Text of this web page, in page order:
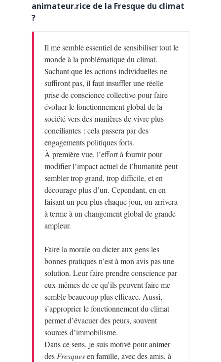
animateur.rice de la Fresque du climat
?
Il me semble essentiel de sensibiliser tout le
monde à la problématique du climat.
Sachant que les actions individuelles ne
suffiront pas, il faut insuffler une réelle
prise de conscience collective pour faire
évoluer le fonctionnement global de la
société vers des manières de vivre plus
conciliantes : cela passera par des
engagements politiques forts.
À première vue, l’effort à fournir pour
modifier l’impact actuel de l’humanité peut
sembler trop grand, trop difficile, et en
décourage plus d’un. Cependant, en en
faisant un peu plus chaque jour, on arrivera
à terme à un changement global de grande
ampleur.
Faire la morale ou dicter aux gens les
bonnes pratiques n’est à mon avis pas une
solution. Leur faire prendre conscience par
eux-mêmes de ce qu’ils peuvent faire me
semble beaucoup plus efficace. Aussi,
s’approprier le fonctionnement du climat
permet d’évacuer des peurs, souvent
sources d’immobilisme.
Dans ce sens, je suis motivé pour animer
des Fresquesen famille, avec des amis, à